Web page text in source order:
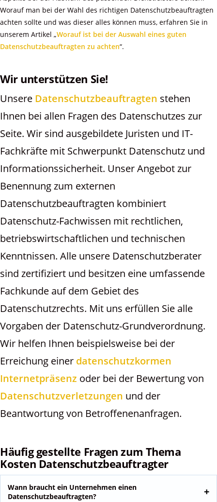
Worauf man bei der Wahl des richtigen Datenschutzbeauftragten
achten sollte und was dieser alles können muss, erfahren Sie in
unserem Artikel „Worauf ist bei der Auswahl eines guten
Datenschutzbeauftragten zu achten“.
Wir unterstützen Sie!
Unsere Datenschutzbeauftragten stehen
Ihnen bei allen Fragen des Datenschutzes zur
Seite. Wir sind ausgebildete Juristen und IT-
Fachkräfte mit Schwerpunkt Datenschutz und
Informationssicherheit. Unser Angebot zur
Benennung zum externen
Datenschutzbeauftragten kombiniert
Datenschutz-Fachwissen mit rechtlichen,
betriebswirtschaftlichen und technischen
Kenntnissen. Alle unsere Datenschutzberater
sind zertifiziert und besitzen eine umfassende
Fachkunde auf dem Gebiet des
Datenschutzrechts. Mit uns erfüllen Sie alle
Vorgaben der Datenschutz-Grundverordnung.
Wir helfen Ihnen beispielsweise bei der
Erreichung einer datenschutzkormen
Internetpräsenz oder bei der Bewertung von
Datenschutzverletzungen und der
Beantwortung von Betroffenenanfragen.
Häufig gestellte Fragen zum Thema
Kosten Datenschutzbeauftragter
Wann braucht ein Unternehmen einen
Datenschutzbeauftragten?